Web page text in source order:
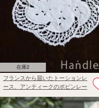
在庫2
フランスから届いたトーションレ
ース、アンティークのボビンレー
スのドイリー